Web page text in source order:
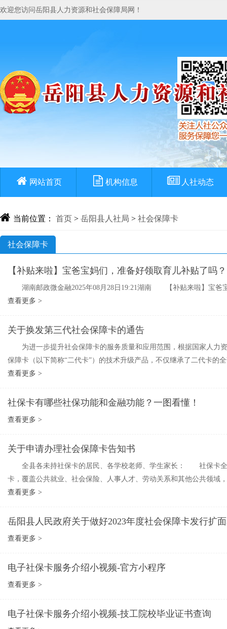
欢迎您访问岳阳县人力资源和社会保障局网！
网站首页 机构信息 人社动态
当前位置： 首页 > 岳阳县人社局 > 社会保障卡
社会保障卡
【补贴来啦】宝爸宝妈们，准备好领取育儿补贴了吗？
湖南邮政微金融2025年08月28日19:21湖南 【补贴来啦】宝爸
查看更多 >
关于换发第三代社会保障卡的通告
为进一步提升社会保障卡的服务质量和应用范围，根据国家人力资
保障卡（以下简称“二代卡”）的技术升级产品，不仅继承了二代卡的
查看更多 >
社保卡有哪些社保功能和金融功能？一图看懂！
查看更多 >
关于申请办理社会保障卡告知书
全县各未持社保卡的居民、各学校老师、学生家长： 社保卡全称
卡，覆盖公共就业、社会保险、人事人才、劳动关系和其他公共领域
查看更多 >
岳阳县人民政府关于做好2023年度社会保障卡发行扩
查看更多 >
电子社保卡服务介绍小视频-官方小程序
查看更多 >
电子社保卡服务介绍小视频-技工院校毕业证书查询